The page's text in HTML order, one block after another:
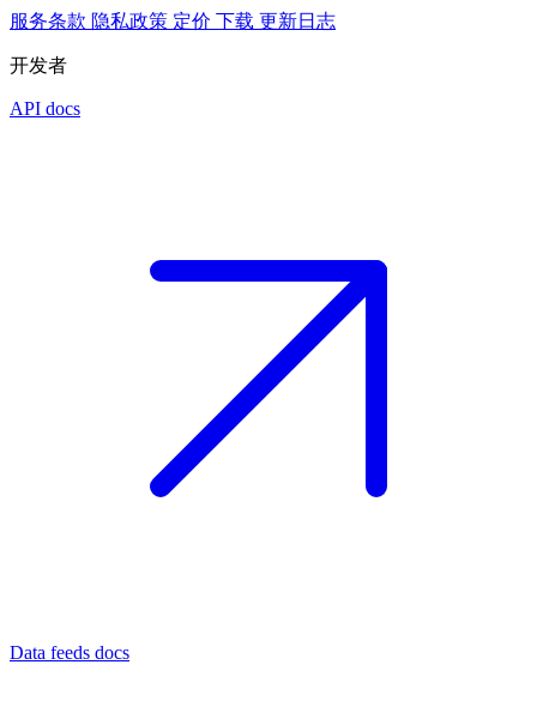
服务条款 隐私政策 定价 下载 更新日志
开发者
API docs
Data feeds docs